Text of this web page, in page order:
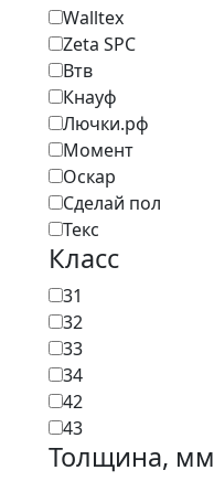
Walltex
Zeta SPC
Втв
Кнауф
Лючки.рф
Момент
Оскар
Сделай пол
Текс
Класс
31
32
33
34
42
43
Толщина, мм